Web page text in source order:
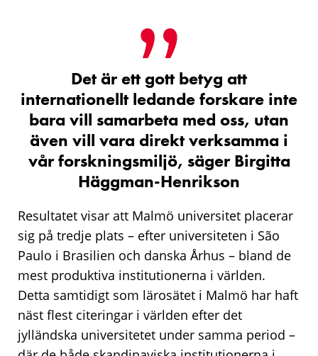
Det är ett gott betyg att
internationellt ledande forskare inte
bara vill samarbeta med oss, utan
även vill vara direkt verksamma i
vår forskningsmiljö, säger Birgitta
Häggman-Henrikson
Resultatet visar att Malmö universitet placerar
sig på tredje plats – efter universiteten i São
Paulo i Brasilien och danska Århus – bland de
mest produktiva institutionerna i världen.
Detta samtidigt som lärosätet i Malmö har haft
näst flest citeringar i världen efter det
jylländska universitetet under samma period –